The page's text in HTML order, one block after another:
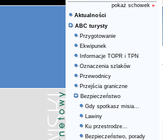
pokaż schowek »
Aktualności
ABC turysty
Przygotowanie
Ekwipunek
Informacje TOPR i TPN
Oznaczenia szlaków
Przewodnicy
Przejścia graniczne
Bezpieczeństwo
Gdy spotkasz misia...
Lawiny
Ku przestrodze...
Bezpieczeństwo, porady